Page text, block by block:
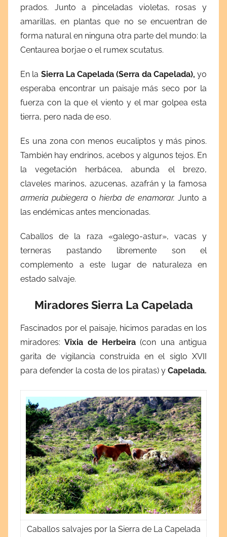
prados. Junto a pinceladas violetas, rosas y
amarillas, en plantas que no se encuentran de
forma natural en ninguna otra parte del mundo: la
Centaurea borjae o el rumex scutatus.
En la Sierra La Capelada (Serra da Capelada), yo
esperaba encontrar un paisaje más seco por la
fuerza con la que el viento y el mar golpea esta
tierra, pero nada de eso.
Es una zona con menos eucaliptos y más pinos.
También hay endrinos, acebos y algunos tejos. En
la vegetación herbácea, abunda el brezo,
claveles marinos, azucenas, azafrán y la famosa
armeria pubiegera o hierba de enamorar. Junto a
las endémicas antes mencionadas.
Caballos de la raza «galego-astur», vacas y
terneras pastando libremente son el
complemento a este lugar de naturaleza en
estado salvaje.
Miradores Sierra La Capelada
Fascinados por el paisaje, hicimos paradas en los
miradores:Vixia de Herbeira(con una antigua
garita de vigilancia construida en el siglo XVII
para defender la costa de los piratas) y Capelada.
Caballos salvajes por la Sierra de La Capelada